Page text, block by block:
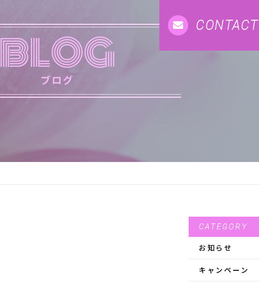
CONTACT
BLOG
ブログ
CATEGORY
お知らせ
キャンペーン